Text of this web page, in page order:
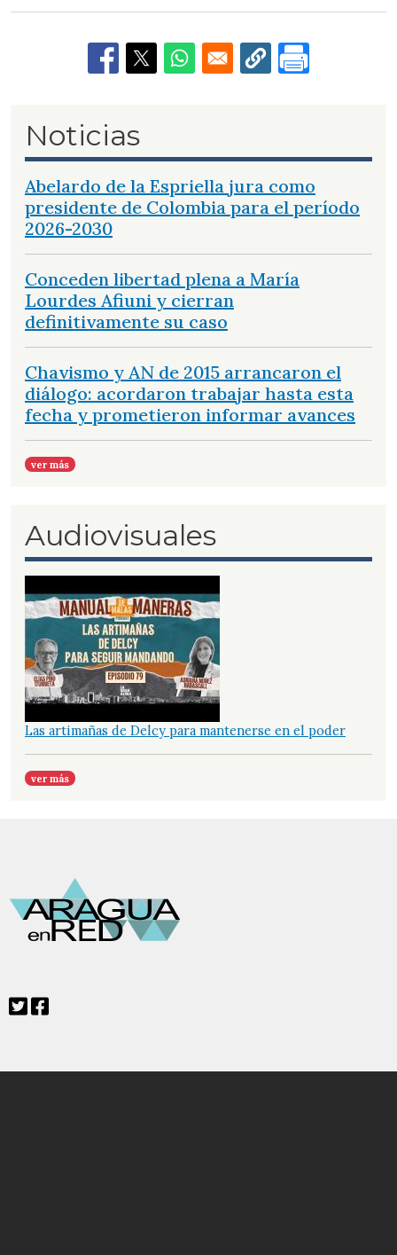
Noticias
Abelardo de la Espriella jura como
presidente de Colombia para el período
2026-2030
Conceden libertad plena a María
Lourdes Afiuni y cierran
definitivamente su caso
Chavismo y AN de 2015 arrancaron el
diálogo: acordaron trabajar hasta esta
fecha y prometieron informar avances
ver más
Audiovisuales
Las artimañas de Delcy para mantenerse en el poder
ver más